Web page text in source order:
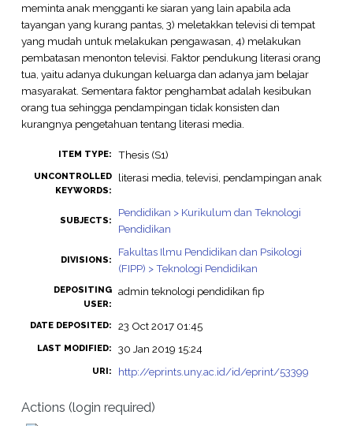
meminta anak mengganti ke siaran yang lain apabila ada
tayangan yang kurang pantas, 3) meletakkan televisi di tempat
yang mudah untuk melakukan pengawasan, 4) melakukan
pembatasan menonton televisi. Faktor pendukung literasi orang
tua, yaitu adanya dukungan keluarga dan adanya jam belajar
masyarakat. Sementara faktor penghambat adalah kesibukan
orang tua sehingga pendampingan tidak konsisten dan
kurangnya pengetahuan tentang literasi media.
ITEM TYPE: Thesis (S1)
UNCONTROLLED
KEYWORDS:
literasi media, televisi, pendampingan anak
SUBJECTS:
Pendidikan > Kurikulum dan Teknologi
Pendidikan
DIVISIONS:
Fakultas Ilmu Pendidikan dan Psikologi
(FIPP) > Teknologi Pendidikan
DEPOSITING
USER:
admin teknologi pendidikan fip
DATE DEPOSITED: 23 Oct 2017 01:45
LAST MODIFIED: 30 Jan 2019 15:24
URI: http://eprints.uny.ac.id/id/eprint/53399
Actions (login required)